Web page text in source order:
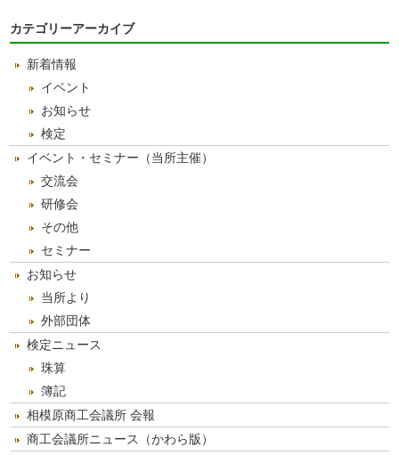
ー
イ
カテゴリーアーカイブ
新着情報
イベント
お知らせ
検定
イベント・セミナー（当所主催）
交流会
研修会
その他
セミナー
お知らせ
当所より
外部団体
検定ニュース
珠算
簿記
相模原商工会議所 会報
商工会議所ニュース（かわら版）